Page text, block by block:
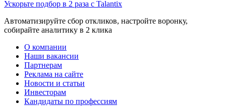
Ускорьте подбор в 2 раза с Talantix
Автоматизируйте сбор откликов, настройте воронку,
собирайте аналитику в 2 клика
О компании
Наши вакансии
Партнерам
Реклама на сайте
Новости и статьи
Инвесторам
Кандидаты по профессиям